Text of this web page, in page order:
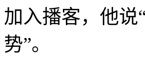
加入播客，他
势”。